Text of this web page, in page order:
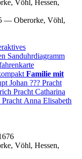
Vöhl, Hessen,
— Oberorke, Vöhl,
Sanduhrdiagramm
Familie mit
Johan ??? Pracht
Pracht Catharina
Pracht Anna Elisabeth
Vöhl, Hessen,